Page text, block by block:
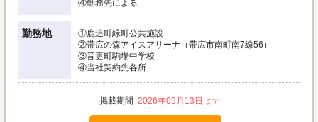
④勤務先による
勤務地
①鹿追町緑町公共施設
②帯広の森アイスアリーナ（帯広市南町南7線56）
③音更町駒場中学校
④当社契約先各所
2026年09月13日